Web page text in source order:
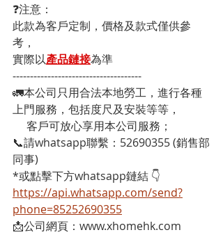
❓注意：
此款為客戶定制，價格及款式僅供參
考，
實際以產品鏈接為準
-------------------------------------
🚛本公司只用合法本地勞工，進行各種
上門服務，包括度尺及安裝等等，
     客戶可放心享用本公司服務；
📞請whatsapp聯繫：52690355 (銷售部
同事)
*或點擊下方whatsapp鏈結 👇
https://api.whatsapp.com/send?
phone=85252690355
📩公司網頁：www.xhomehk.com